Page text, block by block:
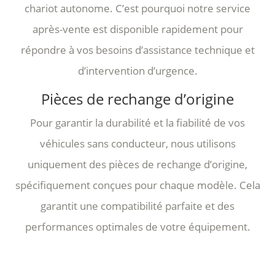
chariot autonome. C’est pourquoi notre service
après-vente est disponible rapidement pour
répondre à vos besoins d’assistance technique et
d’intervention d’urgence.
Pièces de rechange d’origine
Pour garantir la durabilité et la fiabilité de vos
véhicules sans conducteur, nous utilisons
uniquement des pièces de rechange d’origine,
spécifiquement conçues pour chaque modèle. Cela
garantit une compatibilité parfaite et des
performances optimales de votre équipement.